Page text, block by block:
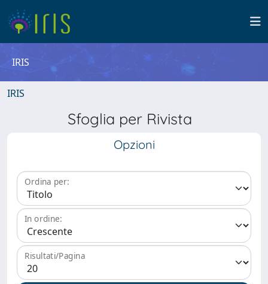
IRIS
IRIS
Sfoglia per Rivista
Opzioni
Ordina per:
In ordine:
Risultati/Pagina